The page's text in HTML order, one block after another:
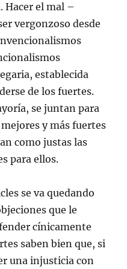
Hacer el mal –
vergonzoso desde
establecida
de los fuertes.
se juntan para
y más fuertes
como justas las
para ellos.
se va quedando
que le
cínicamente
saben bien que, si
una injusticia con